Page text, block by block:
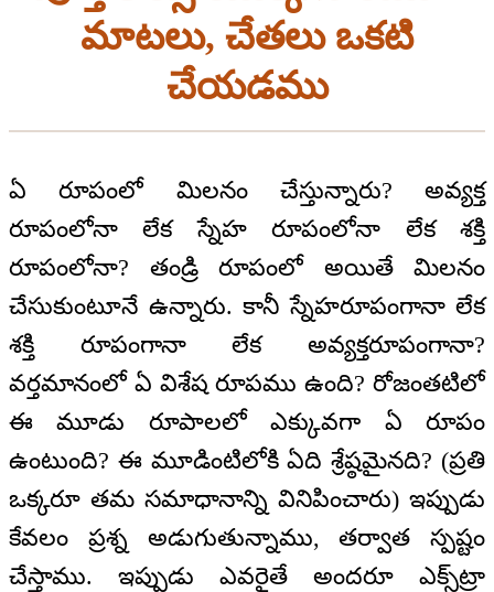
మాటలు, చేతలు ఒకటి
చేయడము
ఏ రూపంలో మిలనం చేస్తున్నారు? అవ్యక్త
రూపంలోనా లేక స్నేహ రూపంలోనా లేక శక్తి
రూపంలోనా? తండ్రి రూపంలో అయితే మిలనం
చేసుకుంటూనే ఉన్నారు. కానీ స్నేహరూపంగానా లేక
శక్తి రూపంగానా లేక అవ్యక్తరూపంగానా?
వర్తమానంలో ఏ విశేష రూపము ఉంది? రోజంతటిలో
ఈ మూడు రూపాలలో ఎక్కువగా ఏ రూపం
ఉంటుంది? ఈ మూడింటిలోకి ఏది శ్రేష్ఠమైనది? (ప్రతి
ఒక్కరూ తమ సమాధానాన్ని వినిపించారు) ఇప్పుడు
కేవలం ప్రశ్న అడుగుతున్నాము, తర్వాత స్పష్టం
చేస్తాము. ఇప్పుడు ఎవరైతే అందరూ ఎక్స్‌ట్రా